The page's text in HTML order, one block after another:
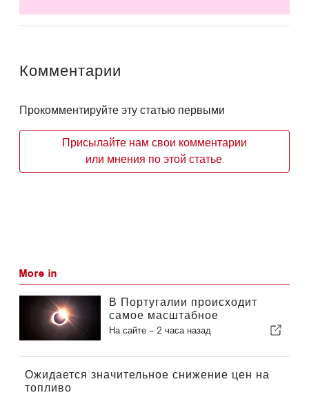
Комментарии
Прокомментируйте эту статью первыми
Присылайте нам свои комментарии
или мнения по этой статье.
More in
В Португалии происходит
самое масштабное
солнечное затмение столетия
На сайте - 2 часа назад
Ожидается значительное снижение цен на
топливо